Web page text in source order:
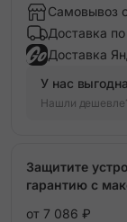
Самовывоз
Доставка
Доставка
У нас
Нашли
Защитите
гарантию с
от 7 086 ₽